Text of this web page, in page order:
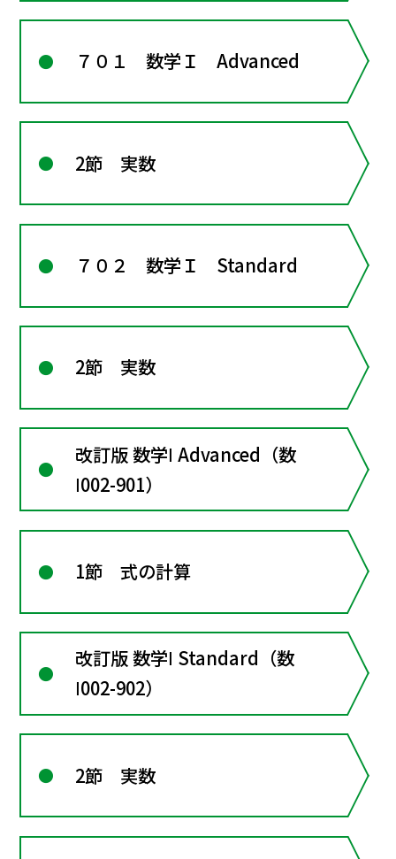
７０１ 数学Ｉ Advanced
2節 実数
７０２ 数学Ｉ Standard
2節 実数
改訂版 数学Ⅰ Advanced（数
Ⅰ002-901）
1節 式の計算
改訂版 数学Ⅰ Standard（数
Ⅰ002-902）
2節 実数